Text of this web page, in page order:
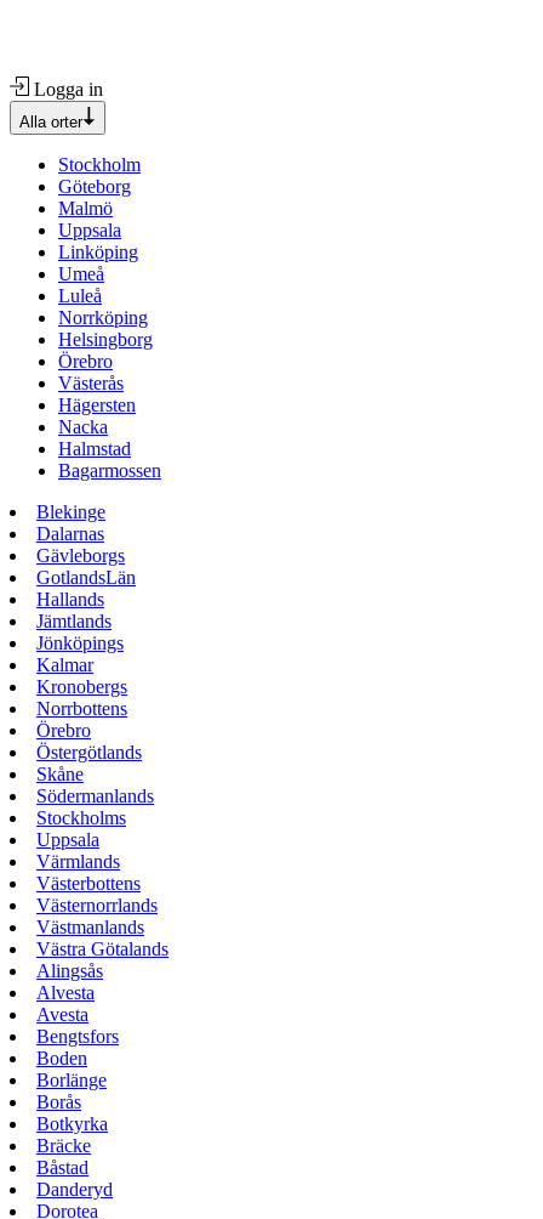
Logga in
Alla orter
Stockholm
Göteborg
Malmö
Uppsala
Linköping
Umeå
Luleå
Norrköping
Helsingborg
Örebro
Västerås
Hägersten
Nacka
Halmstad
Bagarmossen
Blekinge
Dalarnas
Gävleborgs
GotlandsLän
Hallands
Jämtlands
Jönköpings
Kalmar
Kronobergs
Norrbottens
Örebro
Östergötlands
Skåne
Södermanlands
Stockholms
Uppsala
Värmlands
Västerbottens
Västernorrlands
Västmanlands
Västra Götalands
Alingsås
Alvesta
Avesta
Bengtsfors
Boden
Borlänge
Borås
Botkyrka
Bräcke
Båstad
Danderyd
Dorotea